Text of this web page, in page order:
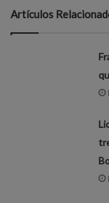
Artículos